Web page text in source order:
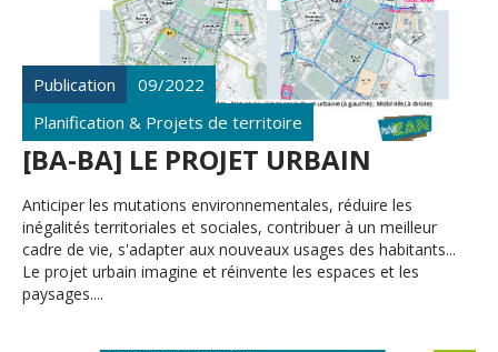
Publication
09/2022
Planification & Projets de territoire
[BA-BA] LE PROJET URBAIN
Anticiper les mutations environnementales, réduire les
inégalités territoriales et sociales, contribuer à un meilleur
cadre de vie, s'adapter aux nouveaux usages des habitants...
Le projet urbain imagine et réinvente les espaces et les
paysages....